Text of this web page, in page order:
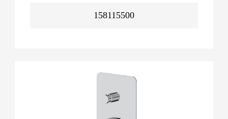
158115500